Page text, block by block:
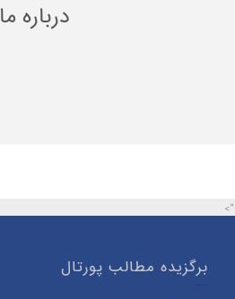
درباره ما
">
برگزیده مطالب پورتال